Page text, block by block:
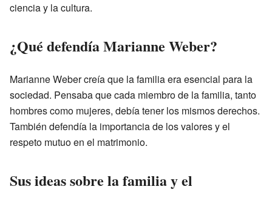
ciencia y la cultura.
¿Qué defendía Marianne Weber?
Marianne Weber creía que la familia era esencial para la
sociedad. Pensaba que cada miembro de la familia, tanto
hombres como mujeres, debía tener los mismos derechos.
También defendía la importancia de los valores y el
respeto mutuo en el matrimonio.
Sus ideas sobre la familia y el